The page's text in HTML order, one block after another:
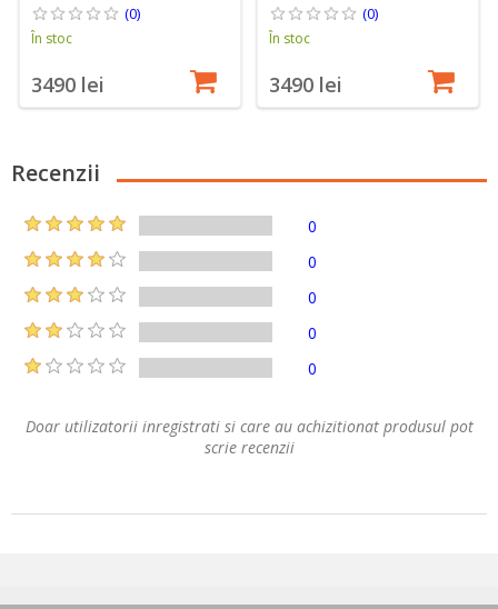
(0)
În stoc
3490 lei
(0)
În stoc
3490 lei
Recenzii
0
0
0
0
0
Doar utilizatorii inregistrati si care au achizitionat produsul pot
scrie recenzii